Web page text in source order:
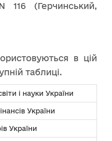
116 (Герчинський,
в цій
таблиці.
і науки України
України
України